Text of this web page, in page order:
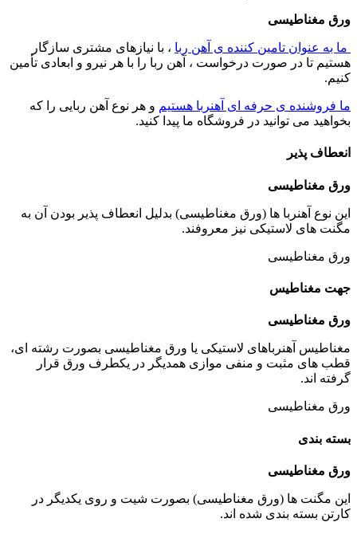
ورق مغناطیسی
ما به عنوان تامین کننده ی آهن ربا ، با نیازهای مشتری سازگار
هستیم تا در صورت درخواست ، آهن ربا را با هر نیرو و ابعادی تأمین
کنیم.
ما فروشنده ی حرفه ای آهنربا هستیم و هر نوع آهن ربایی را که
بخواهید می توانید در فروشگاه ما پیدا کنید.
انعطاف پذیر
ورق مغناطیسی
این نوع آهنربا ها (ورق مغناطیسی) بدلیل انعطاف پذیر بودن آن به
مگنت های لاستیکی نیز معروفند.
ورق مغناطیسی
جهت مغناطیس
ورق مغناطیسی
مغناطیس آهنرباهای لاستیکی یا ورق مغناطیسی بصورت رشته ای،
قطب های مثبت و منفی موازی همدیگر در یکطرف ورق قرار
گرفته اند.
ورق مغناطیسی
بسته بندی
ورق مغناطیسی
این مگنت ها (ورق مغناطیسی) بصورت شیت و روی یکدیگر در
کارتن بسته بندی شده اند.